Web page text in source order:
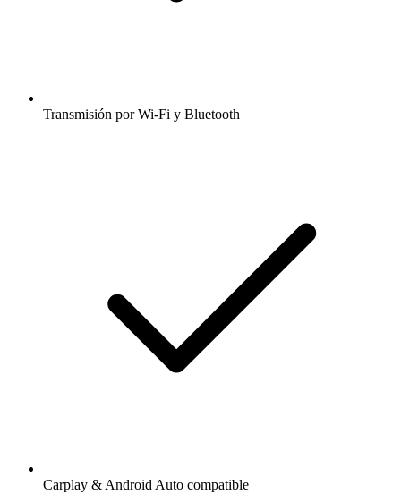
Transmisión por Wi-Fi y Bluetooth
Carplay & Android Auto compatible